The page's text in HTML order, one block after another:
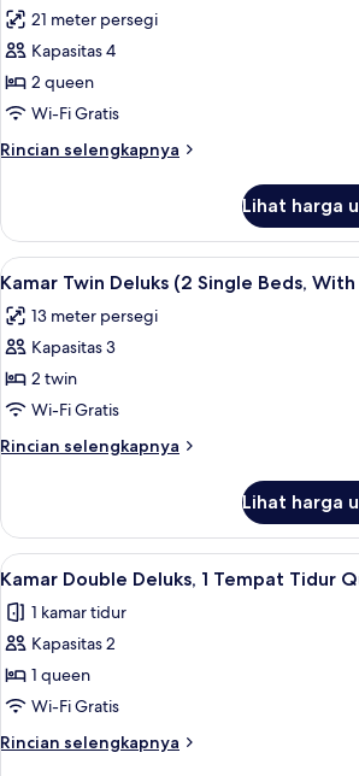
foto
untuk
Suite
Keluarga,
2
Tempat
Queen,
tanpa
jendela
21 meter persegi
Kapasitas 4
2 queen
Wi-Fi Gratis
Rincian selengkapnya
Rincian
Suite
Keluarga,
2
Tidur
Queen,
jendela
Lihat harga
Lihat
semua
foto
untuk
Kamar
Twin
Deluks
(2
Beds,
With
Window)
Kamar
3
Kamar Twin Deluks (2 Single Beds,
13 meter persegi
Kapasitas 3
2 twin
Wi-Fi Gratis
Rincian selengkapnya
Rincian
Kamar
Twin
Deluks
Single
Beds,
Window)
Lihat harga
Lihat
semua
foto
untuk
Kamar
Double
Deluks,
1
3
Kamar Double Deluks, 1 Tempat Tidur
1 kamar tidur
Kapasitas 2
1 queen
Wi-Fi Gratis
Rincian selengkapnya
Rincian